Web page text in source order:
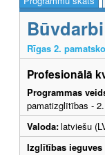
Būvdarbi
Rīgas 2.
Profesionālā
Programmas
pamatizglītības -
Valoda:latviešu
Izglītības ieguves